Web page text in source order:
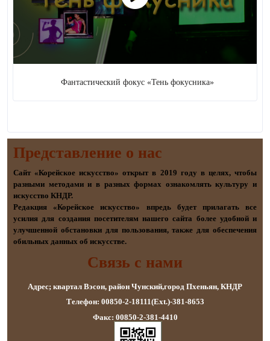
Фантастический фокус «Тень фокусника»
Представление о наc
Сайт «Корейское искусство» открыт в 2019 году в целях, чтобы
разными методами и в разных формах ознакомлять культуру и
искусство КНДР.
Редакция «Корейское искусство» впредь будет прилагать все
усилия для создания посетителям нашего сайта более удобной и
улучшенной обстановки для пользования, также для обеспечения
обильных данных об искусстве.
Связь с нами
Адрес; квартал Вэсон, район Чунский,город Пхеньян, КНДР
Телефон: 00850-2-18111(Ext.)-381-8653
Факс: 00850-2-381-4410